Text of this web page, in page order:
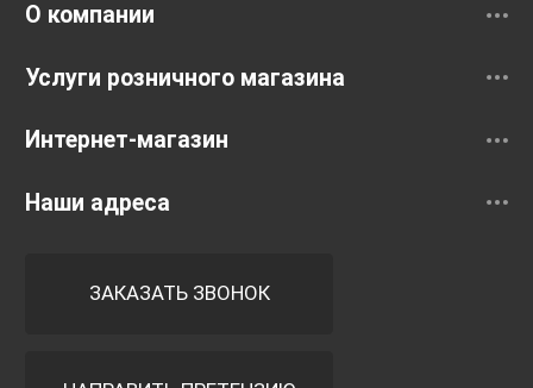
О компании
Услуги розничного магазина
Интернет-магазин
Наши адреса
ЗАКАЗАТЬ ЗВОНОК